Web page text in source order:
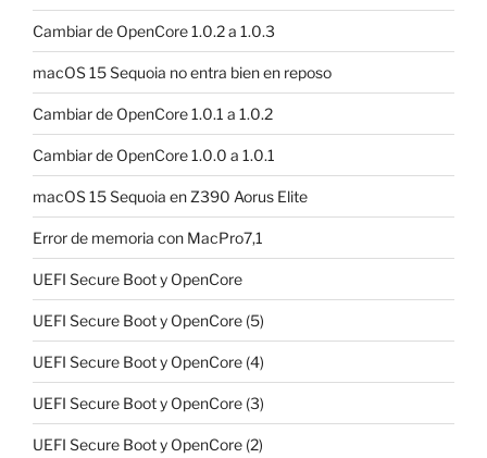
Cambiar de OpenCore 1.0.2 a 1.0.3
macOS 15 Sequoia no entra bien en reposo
Cambiar de OpenCore 1.0.1 a 1.0.2
Cambiar de OpenCore 1.0.0 a 1.0.1
macOS 15 Sequoia en Z390 Aorus Elite
Error de memoria con MacPro7,1
UEFI Secure Boot y OpenCore
UEFI Secure Boot y OpenCore (5)
UEFI Secure Boot y OpenCore (4)
UEFI Secure Boot y OpenCore (3)
UEFI Secure Boot y OpenCore (2)